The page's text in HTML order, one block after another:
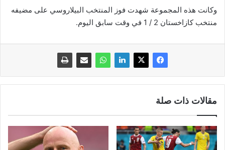
وكانت هذه المجموعة شهدت فوز المنتخب البيلاروسي على مضيفه
منتخب كازاخستان 2 / 1 في وقت سابق اليوم.
مقالات ذات صلة